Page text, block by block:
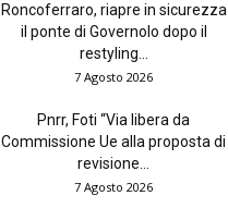
Roncoferraro, riapre in sicurezza
il ponte di Governolo dopo il
restyling...
7 Agosto 2026
Pnrr, Foti “Via libera da
Commissione Ue alla proposta di
revisione...
7 Agosto 2026